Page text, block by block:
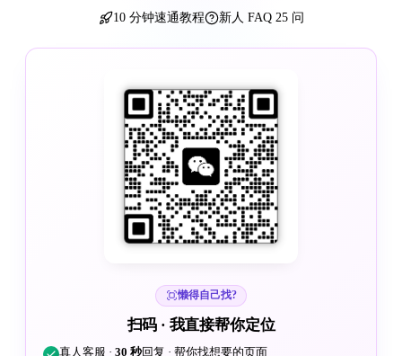
10 分钟速通教程 新人 FAQ 25 问
懒得自己找?
扫码 · 我直接帮你定位
真人客服 ·30 秒回复 · 帮你找想要的页面